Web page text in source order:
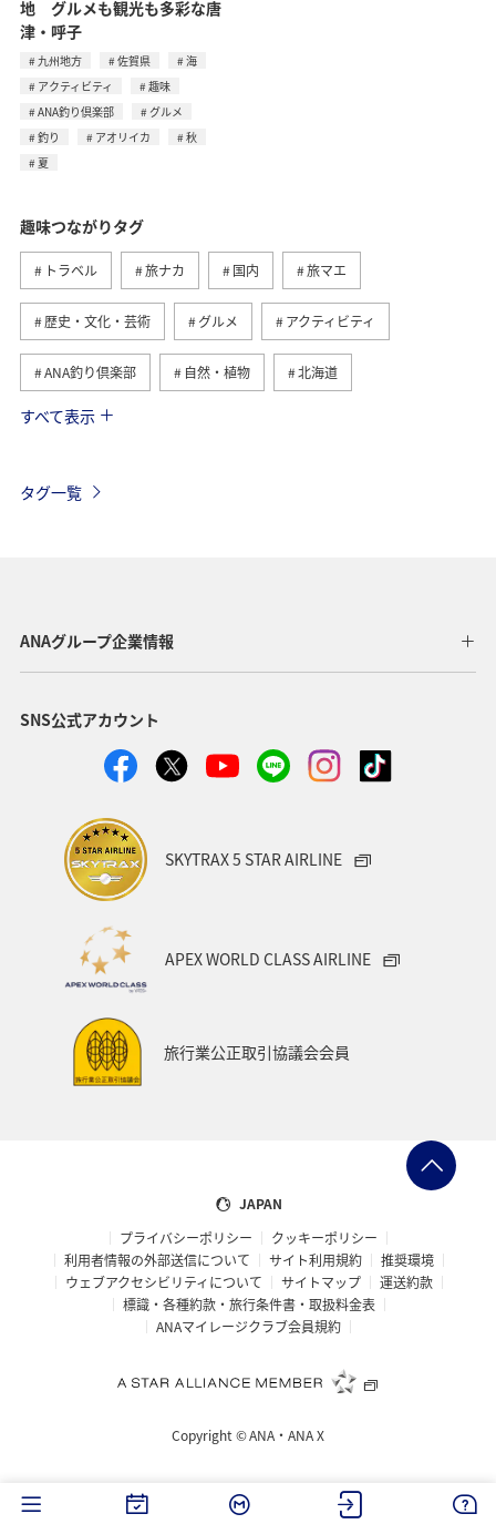
地 グルメも観光も多彩な唐
津・呼子
九州地方 佐賀県
海
アクティビティ
趣味
ANA釣り倶楽部
グルメ
釣り
アオリイカ
秋
夏
趣味つながりタグ
トラベル 旅ナカ 国内 旅マエ
歴史・文化・芸術 グルメ アクティビティ
ANA釣り倶楽部 自然・植物 北海道
釣り
沖縄 石川県 福島県 温泉 東京都
ANA CA's Note
ワーケーション カップル
スキー・スノボ
ワカサギ 東海地方
アメリカ
函館 京都府
ツアー ANAのサービス
ワーケーション（家族）
アメリカ・カナダ・中南米 ニューヨーク
オーストラリア パース シドニー 札幌
鳥取県 ベトナム 東南アジア・南アジア
マレーシア フィリピン
イギリス 香川県 高知県
すべて表示
タグ一覧
ANAグループ企業情報
SNS公式アカウント
SKYTRAX 5 STAR AIRLINE
APEX WORLD CLASS AIRLINE
旅行業公正取引協議会会員
JAPAN
プライバシーポリシー
クッキーポリシー
利用者情報の外部送信について
サイト利用規約
推奨環境
ウェブアクセシビリティについて
サイトマップ
運送約款
標識・各種約款・旅行条件書・取扱料金表
ANAマイレージクラブ会員規約
Copyright ©ANA・ANA X